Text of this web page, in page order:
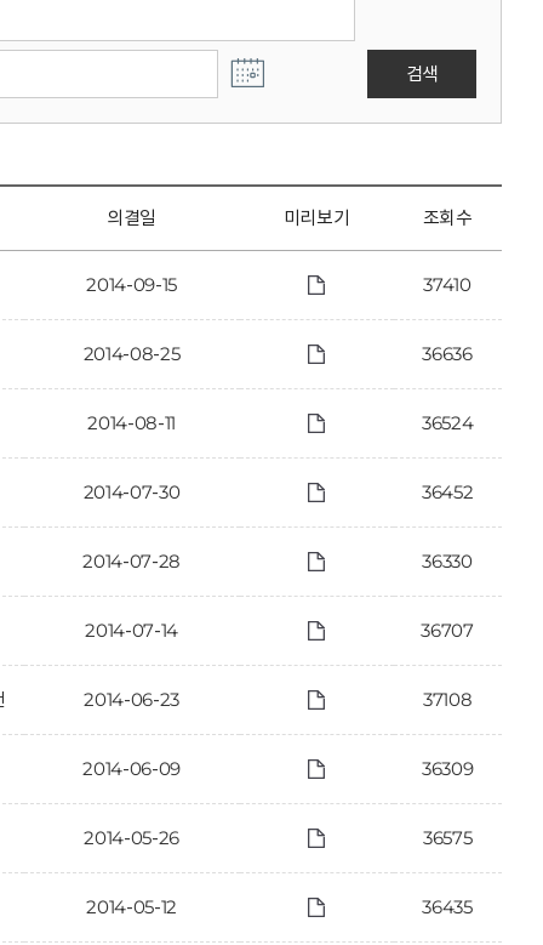
검색
의결일 미리보기 조회수
2014-09-15 37410
2014-08-25 36636
2014-08-11 36524
2014-07-30 36452
2014-07-28 36330
2014-07-14 36707
2014-06-23 37108
2014-06-09 36309
2014-05-26 36575
2014-05-12 36435